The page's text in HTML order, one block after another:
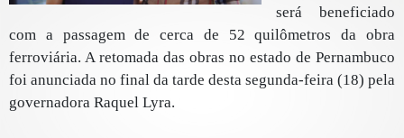
será beneficiado
com a passagem de cerca de 52 quilômetros da obra
ferroviária. A retomada das obras no estado de Pernambuco
foi anunciada no final da tarde desta segunda-feira (18) pela
governadora Raquel Lyra.